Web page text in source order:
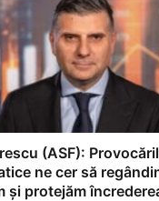
(ASF):
ne cer să
și protejăm